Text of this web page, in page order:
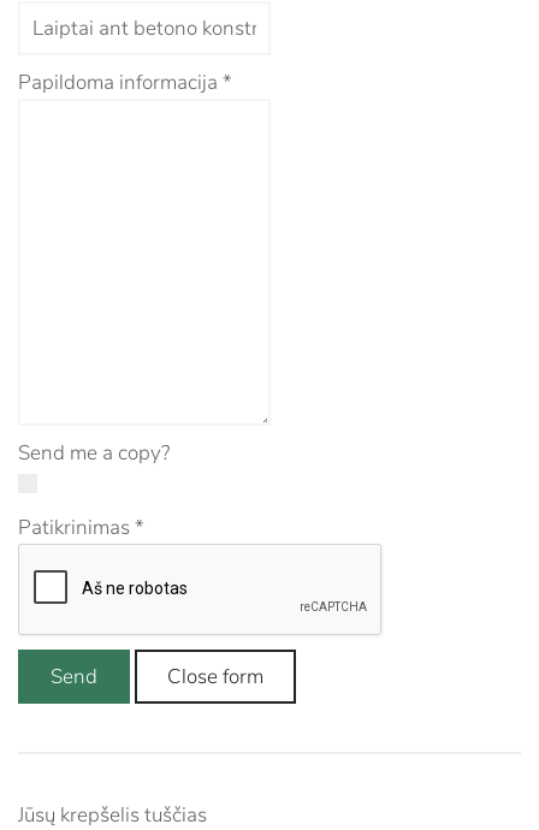
Papildoma informacija *
Send me a copy?
Patikrinimas*
Send Close form
Jūsų krepšelis tuščias